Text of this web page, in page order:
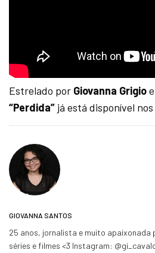
Estrelado por Giovanna Grigioe
“Perdida” já está disponível
GIOVANNA SANTOS
25 anos, jornalista e muito apaixonada
séries e filmes <3 Instagram: